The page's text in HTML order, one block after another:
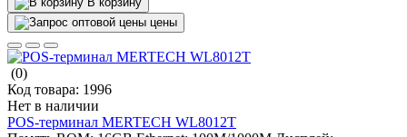
цены
(0)
Код товара: 1996
Нет в наличии
POS-терминал MERTECH WL8012T